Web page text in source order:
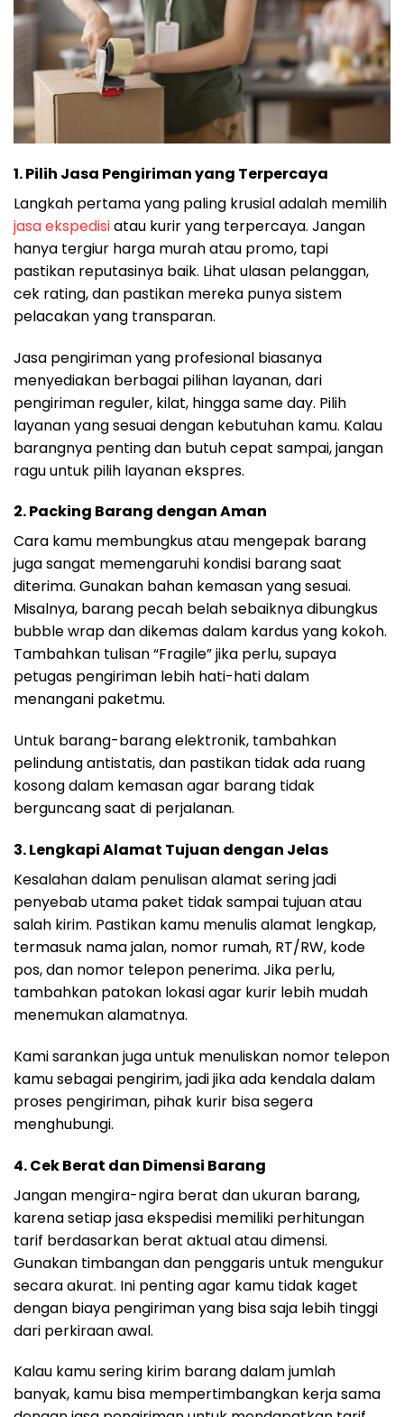
1.Pilih Jasa Pengiriman yang Terpercaya
Langkah pertama yang paling krusial adalah memilih
jasa ekspedisiatau kurir yang terpercaya. Jangan
hanya tergiur harga murah atau promo, tapi
pastikan reputasinya baik. Lihat ulasan pelanggan,
cek rating, dan pastikan mereka punya sistem
pelacakan yang transparan.
Jasa pengiriman yang profesional biasanya
menyediakan berbagai pilihan layanan, dari
pengiriman reguler, kilat, hingga same day. Pilih
layanan yang sesuai dengan kebutuhan kamu. Kalau
barangnya penting dan butuh cepat sampai, jangan
ragu untuk pilih layanan ekspres.
2.Packing Barang dengan Aman
Cara kamu membungkus atau mengepak barang
juga sangat memengaruhi kondisi barang saat
diterima. Gunakan bahan kemasan yang sesuai.
Misalnya, barang pecah belah sebaiknya dibungkus
bubble wrap dan dikemas dalam kardus yang kokoh.
Tambahkan tulisan “Fragile” jika perlu, supaya
petugas pengiriman lebih hati-hati dalam
menangani paketmu.
Untuk barang-barang elektronik, tambahkan
pelindung antistatis, dan pastikan tidak ada ruang
kosong dalam kemasan agar barang tidak
berguncang saat di perjalanan.
3.Lengkapi Alamat Tujuan dengan Jelas
Kesalahan dalam penulisan alamat sering jadi
penyebab utama paket tidak sampai tujuan atau
salah kirim. Pastikan kamu menulis alamat lengkap,
termasuk nama jalan, nomor rumah, RT/RW, kode
pos, dan nomor telepon penerima. Jika perlu,
tambahkan patokan lokasi agar kurir lebih mudah
menemukan alamatnya.
Kami sarankan juga untuk menuliskan nomor telepon
kamu sebagai pengirim, jadi jika ada kendala dalam
proses pengiriman, pihak kurir bisa segera
menghubungi.
4.Cek Berat dan Dimensi Barang
Jangan mengira-ngira berat dan ukuran barang,
karena setiap jasa ekspedisi memiliki perhitungan
tarif berdasarkan berat aktual atau dimensi.
Gunakan timbangan dan penggaris untuk mengukur
secara akurat. Ini penting agar kamu tidak kaget
dengan biaya pengiriman yang bisa saja lebih tinggi
dari perkiraan awal.
Kalau kamu sering kirim barang dalam jumlah
banyak, kamu bisa mempertimbangkan kerja sama